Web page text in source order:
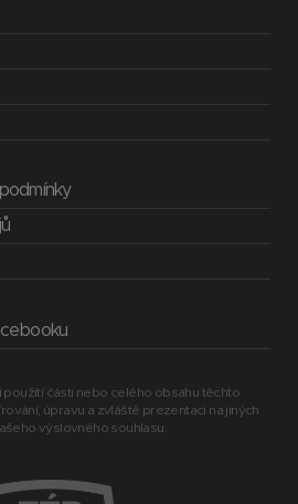
části nebo celého obsahu těchto
úpravu a zvláště prezentaci na jiných
výslovného souhlasu.